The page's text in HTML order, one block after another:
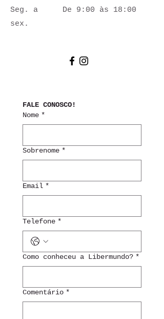
Seg. a
sex.
De 9:00 às 18:00
FALE CONOSCO!
Nome *
Sobrenome *
Email *
Telefone *
Como conheceu a Libermundo? *
Comentário *